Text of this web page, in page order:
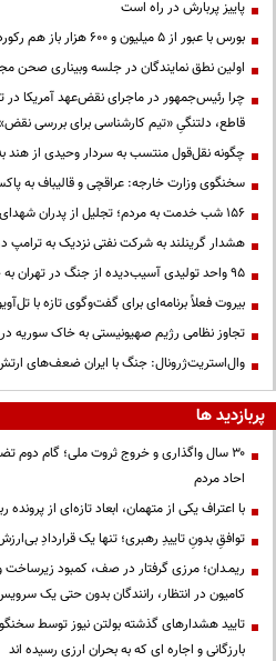
پاییز پربارش در راه است
بورس با عبور از ۵ میلیون و ۶۰۰ هزار باز هم رکورد تاریخی زد
اولین نطق نمایندگان در جلسه وبیناری صحن
چرا رئیس‌جمهور در ماجرای نقض‌عهد آمریکا در
قاطع، دلتنگیِ «تیم کارشناسی برای بررسی
چگونه نقل‌قول منتسب به سردار وحیدی از هند به
سخنگوی وزارت خارجه: عراقچی و قالیباف به
۱۵۶ شب خدمت به مردم؛ تجلیل از پدران شهدای مدافع حرم در موکب شهدای رزکان
هشدار گرینلند به شرکت نفتی نزدیک به ترامپ
95 واحد تولیدی آسیب‌دیده از جنگ در تهران به چرخه تولید بازگشتند
بیروت فعلاً برنامه‌ای برای گفت‌وگوی تازه با
تجاوز نظامی رژیم صهیونیستی به خاک سوریه
وال‌استریت‌ژرونال: جنگ با ایران ضعف‌های ارتش
پربازدید ها
۳۰ سال واگذاری و خروج ثروت ملی؛ گام دوم
احاد مردم
با اعتراف یکی از متهمان، ابعاد تازه‌ای از
توافقِ بدونِ تاییدِ رهبری؛ تنها یک قراردادِ
کامیون در انتظار، رانندگان بدون حتی یک
تایید هشدارهای گذشته بولتن نیوز توسط
بارزگانی و اجاره ای که به بحران ارزی رسیده اند